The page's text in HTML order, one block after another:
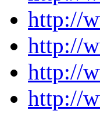
http://
http://
http://
http://